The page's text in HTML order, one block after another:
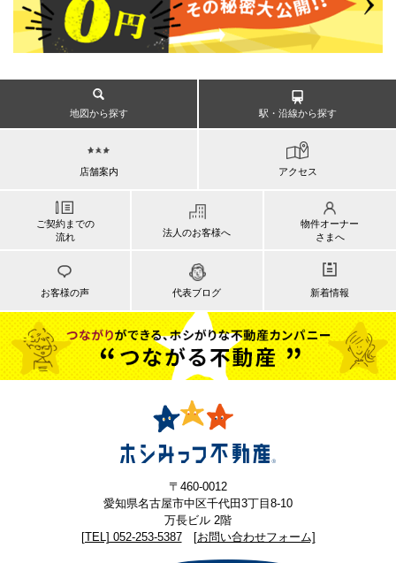
地図から探す 駅・沿線から探す
店舗案内 アクセス
ご契約までの
流れ
法人のお客様へ
物件オーナー
さまへ
お客様の声 代表ブログ 新着情報
〒460-0012
愛知県名古屋市中区千代田3丁目8-10
万長ビル 2階
[TEL] 052-253-5387
[お問い合わせフォーム]